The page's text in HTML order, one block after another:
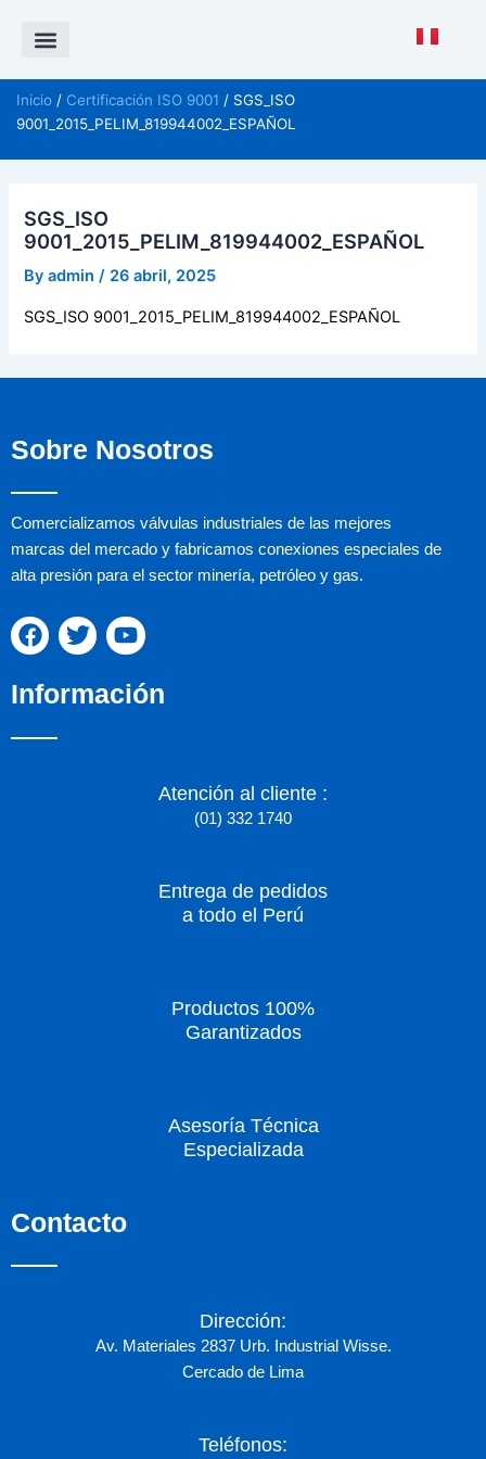
Inicio / Certificación ISO 9001 / SGS_ISO
9001_2015_PELIM_819944002_ESPAÑOL
SGS_ISO
9001_2015_PELIM_819944002_ESPAÑOL
Byadmin/ 26 abril, 2025
SGS_ISO 9001_2015_PELIM_819944002_ESPAÑOL
Sobre Nosotros
Comercializamos válvulas industriales de las mejores
marcas del mercado y fabricamos conexiones especiales de
alta presión para el sector minería, petróleo y gas.
F
a
e
o
T
w
t
Y
o
t
Información
Atención al cliente :
(01) 332 1740
Entrega de pedidos
a todo el Perú
Productos 100%
Garantizados
Asesoría Técnica
Especializada
Contacto
Dirección:
Av. Materiales 2837 Urb. Industrial Wisse.
Cercado de Lima
Teléfonos: